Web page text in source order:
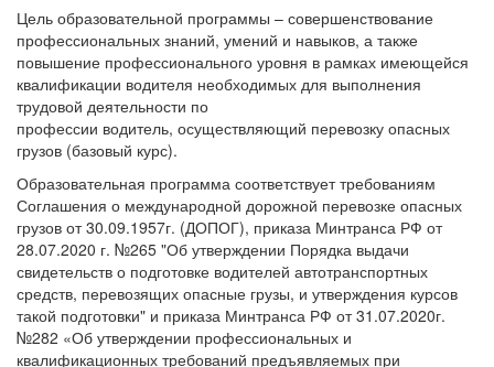
Цель образовательной программы – совершенствование
профессиональных знаний, умений и навыков, а также
повышение профессионального уровня в рамках имеющейся
квалификации водителя необходимых для выполнения
трудовой деятельности по
профессии водитель, осуществляющий перевозку опасных
грузов (базовый курс).
Образовательная программа соответствует требованиям
Соглашения о международной дорожной перевозке опасных
грузов от 30.09.1957г. (ДОПОГ), приказа Минтранса РФ от
28.07.2020 г. №265 "Об утверждении Порядка выдачи
свидетельств о подготовке водителей автотранспортных
средств, перевозящих опасные грузы, и утверждения курсов
такой подготовки" и приказа Минтранса РФ от 31.07.2020г.
№282 «Об утверждении профессиональных и
квалификационных требований предъявляемых при